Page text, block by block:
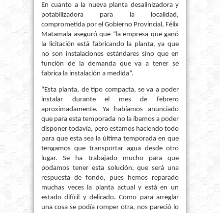
En cuanto a la nueva planta desalinizadora y
potabilizadora para la localidad,
comprometida por el Gobierno Provincial, Félix
Matamala aseguró que “la empresa que ganó
la licitación está fabricando la planta, ya que
no son instalaciones estándares sino que en
función de la demanda que va a tener se
fabrica la instalación a medida”.
“Esta planta, de tipo compacta, se va a poder
instalar durante el mes de febrero
aproximadamente. Ya habíamos anunciado
que para esta temporada no la íbamos a poder
disponer todavía, pero estamos haciendo todo
para que esta sea la última temporada en que
tengamos que transportar agua desde otro
lugar. Se ha trabajado mucho para que
podamos tener esta solución, que será una
respuesta de fondo, pues hemos reparado
muchas veces la planta actual y está en un
estado difícil y delicado. Como para arreglar
una cosa se podía romper otra, nos pareció lo